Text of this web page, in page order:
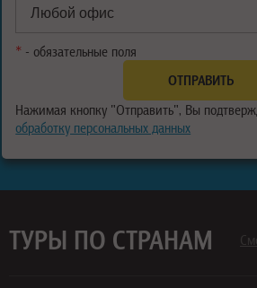
* - обязательные поля
Нажимая кнопку "Отправить", Вы
обработку персональных данных
ТУРЫ ПО СТРАНАМ